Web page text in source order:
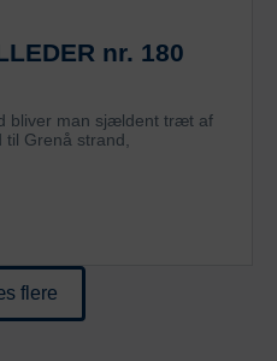
nr. 180
bliver man sjældent træt af
Grenå strand,
flere